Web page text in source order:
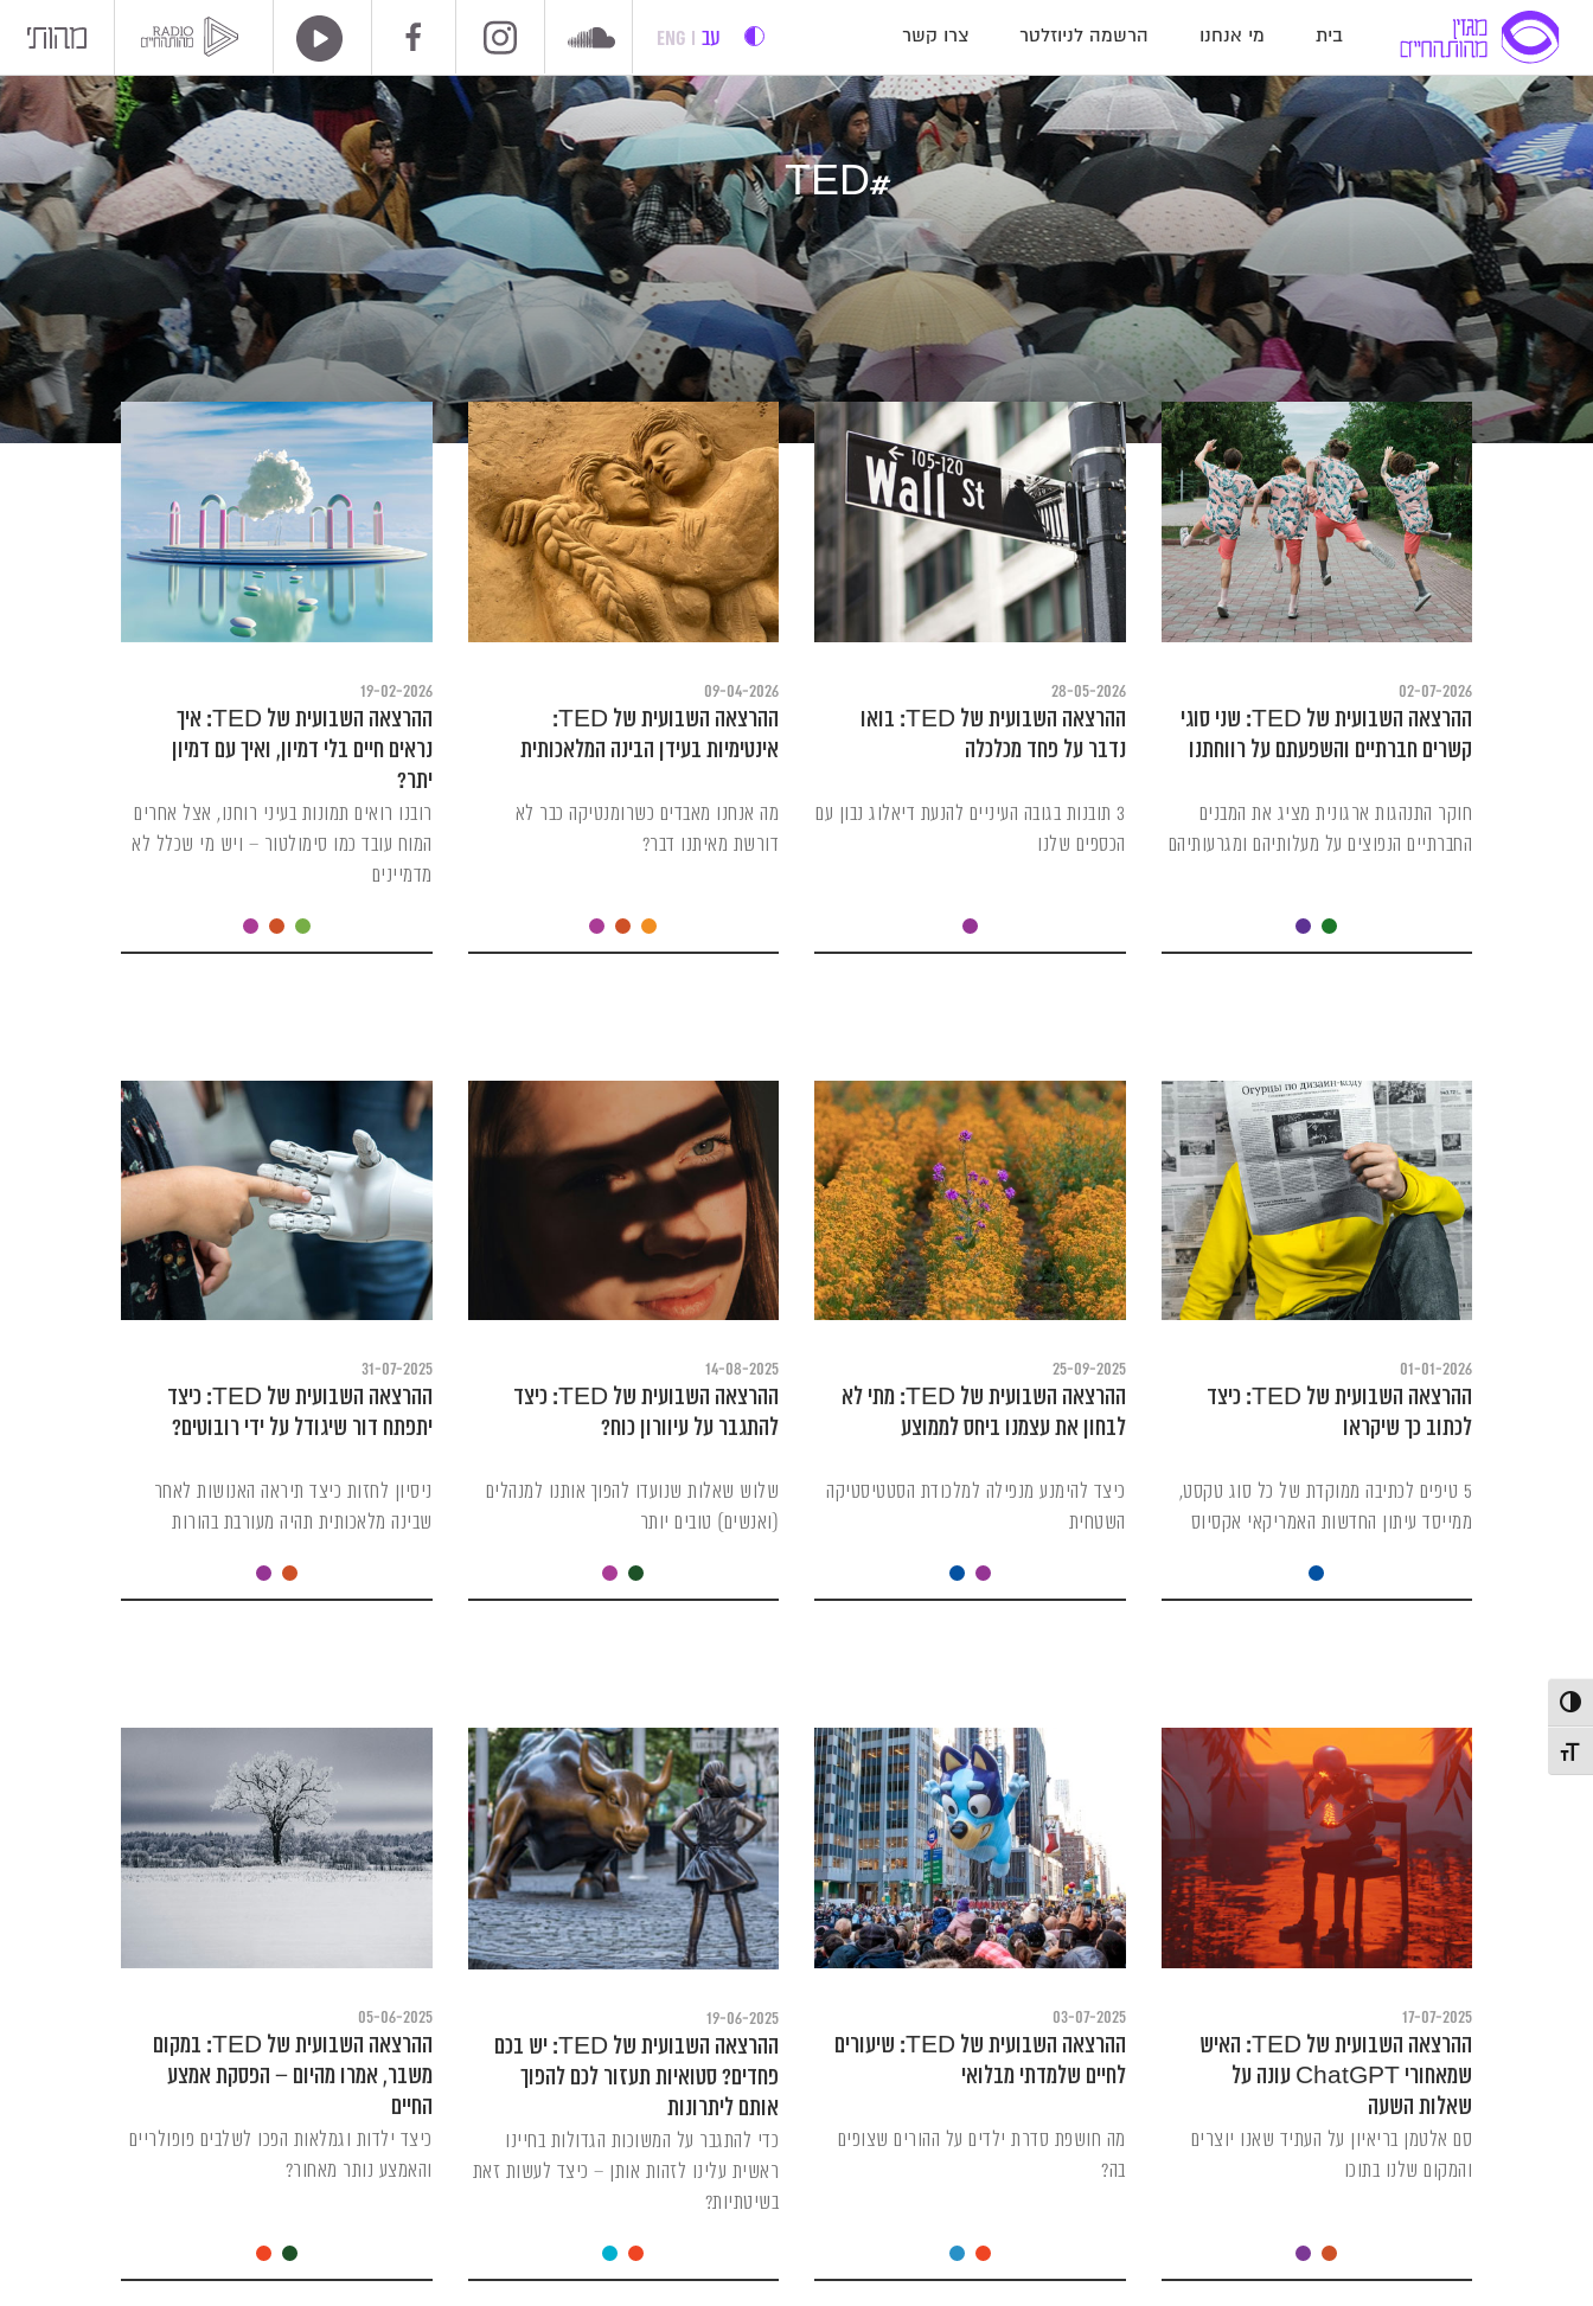
הפעל/כבה ניגודיות גבוהה
מתג גודל גופן
בית מי אנחנו הרשמה לניוזלטר צרו קשר עב ENG
#TED
02-07-2026
ההרצאה השבועית של TED: שני סוגי
קשרים חברתיים והשפעתם על רווחתנו
חוקר התנהגות ארגונית מציג את המבנים
החברתיים הנפוצים על מעלותיהם ומגרעותיהם
28-05-2026
ההרצאה השבועית של TED: בואו
נדבר על פחד מכלכלה
3 תובנות בגובה העיניים להנעת דיאלוג נבון עם
הכספים שלנו
09-04-2026
ההרצאה השבועית של TED:
אינטימיות בעידן הבינה המלאכותית
מה אנחנו מאבדים כשרומנטיקה כבר לא
דורשת מאיתנו דבר?
19-02-2026
ההרצאה השבועית של TED: איך
נראים חיים בלי דמיון, ואיך עם דמיון
יתר?
רובנו רואים תמונות בעיני רוחנו, אצל אחרים
המוח עובד כמו סימולטור – ויש מי שכלל לא
מדמיינים
01-01-2026
ההרצאה השבועית של TED: כיצד
לכתוב כך שיקראו
5 טיפים לכתיבה ממוקדת של כל סוג טקסט,
ממייסד עיתון החדשות האמריקאי אקסיוס
25-09-2025
ההרצאה השבועית של TED: מתי לא
לבחון את עצמנו ביחס לממוצע
כיצד להימנע מנפילה למלכודת הסטטיסטיקה
השטחית
14-08-2025
ההרצאה השבועית של TED: כיצד
להתגבר על עיוורון כוח?
שלוש שאלות שנועדו להפוך אותנו למנהלים
(ואנשים) טובים יותר
31-07-2025
ההרצאה השבועית של TED: כיצד
יתפתח דור שיגודל על ידי רובוטים?
ניסיון לחזות כיצד תיראה האנושות לאחר
שבינה מלאכותית תהיה מעורבת בהורות
17-07-2025
ההרצאה השבועית של TED: האיש
שמאחורי ChatGPT עונה על
שאלות השעה
סם אלטמן בריאיון על העתיד שאנו יוצרים
והמקום שלנו בתוכו
03-07-2025
ההרצאה השבועית של TED: שיעורים
לחיים שלמדתי מבלואי
מה חושפת סדרת ילדים על ההורים שצופים
בה?
19-06-2025
ההרצאה השבועית של TED: יש בכם
פחדים? סטואיות תעזור לכם להפוך
אותם ליתרונות
כדי להתגבר על המשוכות הגדולות בחיינו
ראשית עלינו לזהות אותן – כיצד לעשות זאת
בשיטתיות?
05-06-2025
ההרצאה השבועית של TED: במקום
משבר, אמרו מהיום – הפסקת אמצע
החיים
כיצד ילדות וגמלאות הפכו לשלבים פופולריים
והאמצע נותר מאחור?